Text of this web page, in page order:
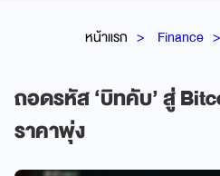
หน้าแรก Finance
ถอดรหัส ‘บิทคับ’ สู่
ราคาพุ่ง